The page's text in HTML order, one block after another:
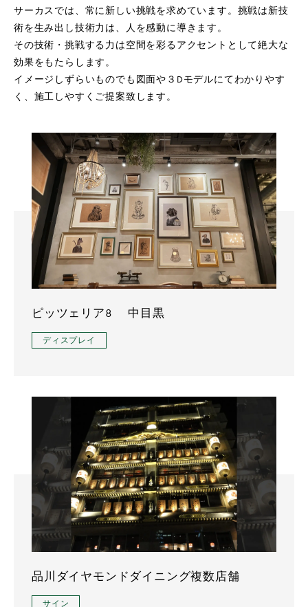
サーカスでは、常に新しい挑戦を求めています。挑戦は新技
術を生み出し技術力は、人を感動に導きます。
その技術・挑戦する力は空間を彩るアクセントとして絶大な
効果をもたらします。
イメージしずらいものでも図面や３Dモデルにてわかりやす
く、施工しやすくご提案致します。
ピッツェリア8 中目黒
ディスプレイ
品川ダイヤモンドダイニング複数店舗
サイン